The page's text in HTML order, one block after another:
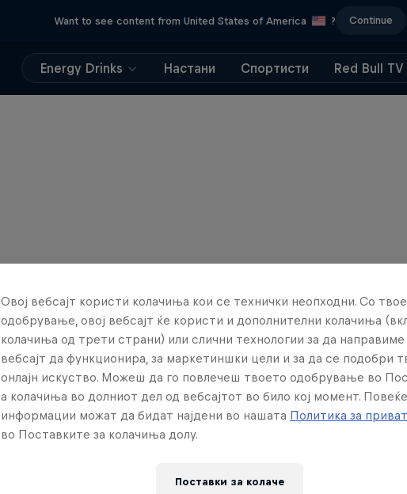
Want to see content from United States of America ? Continue
Energy Drinks Настани Спортисти Red Bull TV
Овој вебсајт користи колачиња кои се технички неопходни. Со твое
одобрување, овој вебсајт ќе користи и дополнителни колачиња
колачиња од трети страни) или слични технологии за да
вебсајт да функционира, за маркетиншки цели и за да се подобри
онлајн искуство. Можеш да го повлечеш твоето одобрување во
а колачиња во долниот дел од вебсајтот во било кој момент. Повеќе
информации можат да бидат најдени во нашата Политика за
во Поставките за колачиња долу.
Поставки за колачe